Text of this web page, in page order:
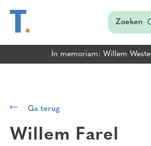
Zoeken
In memoriam: Willem
Ga terug
Willem Farel